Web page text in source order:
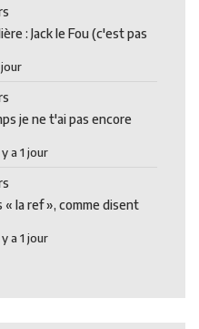
: Jack le Fou (c'est pas
jour
je ne t'ai pas encore
y a 1 jour
« la ref », comme disent
y a 1 jour